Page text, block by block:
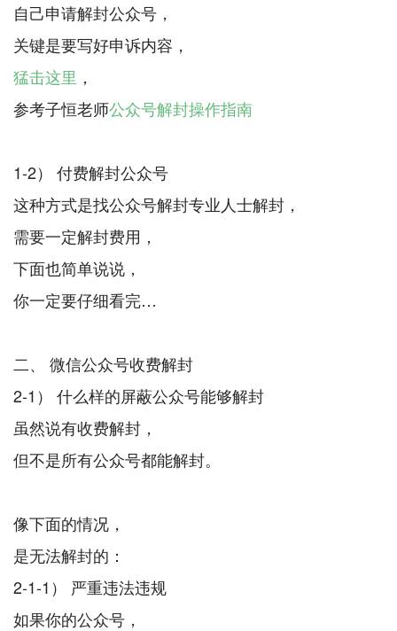
自己申请解封公众号，
猛击这里 ，
参考子恒老师公众号解封操作指南
1-2） 付费解封公众号
这种方式是找公众号解封专业人士解封，
需要一定解封费用，
下面也简单说说，
你一定要仔细看完…
二、 微信公众号收费解封
2-1） 什么样的屏蔽公众号能够解封
虽然说有收费解封，
但不是所有公众号都能解封。
像下面的情况，
是无法解封的：
2-1-1） 严重违法违规
如果你的公众号，